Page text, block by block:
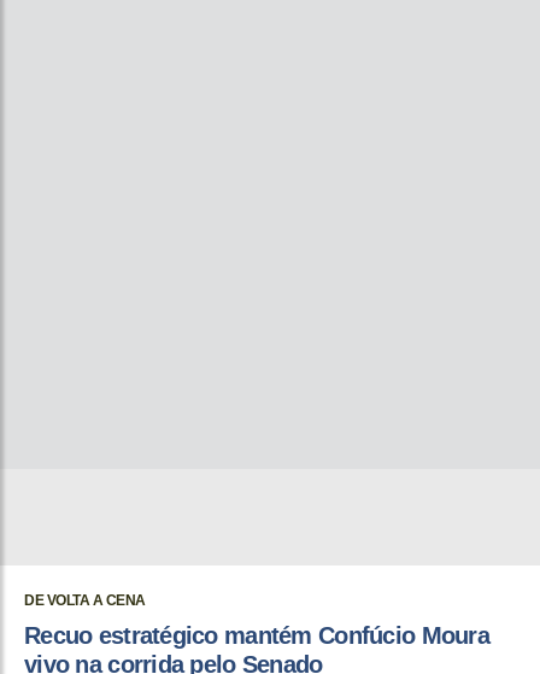
DE VOLTA A CENA
Recuo estratégico mantém Confúcio Moura
vivo na corrida pelo Senado